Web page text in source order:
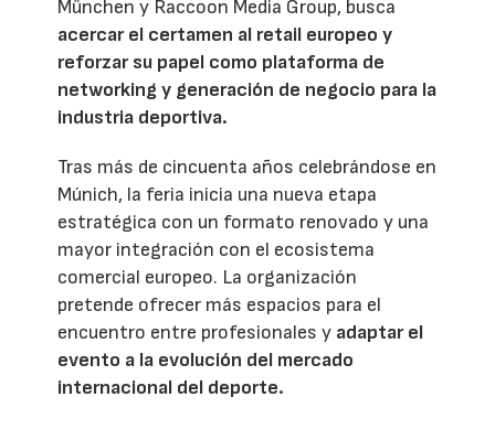
München y Raccoon Media Group, busca
acercar el certamen al retail europeo y
reforzar su papel como plataforma de
networking y generación de negocio para la
industria deportiva.
Tras más de cincuenta años celebrándose en
Múnich, la feria inicia una nueva etapa
estratégica con un formato renovado y una
mayor integración con el ecosistema
comercial europeo. La organización
pretende ofrecer más espacios para el
encuentro entre profesionales y adaptar el
evento a la evolución del mercado
internacional del deporte.